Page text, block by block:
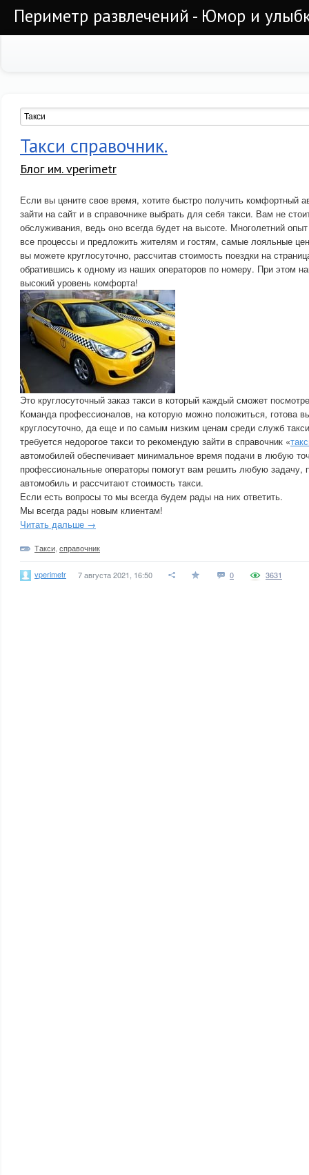
Периметр развлечений - Юмор и
Такси справочник.
Блог им. vperimetr
Если вы цените свое время, хотите быстро получить комфортный
зайти на сайт и в справочнике выбрать для себя такси. Вам не
обслуживания, ведь оно всегда будет на высоте. Многолетний
все процессы и предложить жителям и гостям, самые лояльные
вы можете круглосуточно, рассчитав стоимость поездки на
обратившись к одному из наших операторов по номеру. При этом
высокий уровень комфорта!
Это круглосуточный заказ такси в который каждый сможет
Команда профессионалов, на которую можно положиться, готова
круглосуточно, да еще и по самым низким ценам среди служб
требуется недорогое такси то рекомендую зайти в справочник «
автомобилей обеспечивает минимальное время подачи в любую
профессиональные операторы помогут вам решить любую задачу,
автомобиль и рассчитают стоимость такси.
Если есть вопросы то мы всегда будем рады на них ответить.
Мы всегда рады новым клиентам!
Читать дальше →
Такси справочник
vperimetr 7 августа 2021, 16:50 0 3631